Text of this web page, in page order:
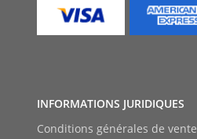
Conditions générales de vente
INFORMATIONS JURIDIQUES